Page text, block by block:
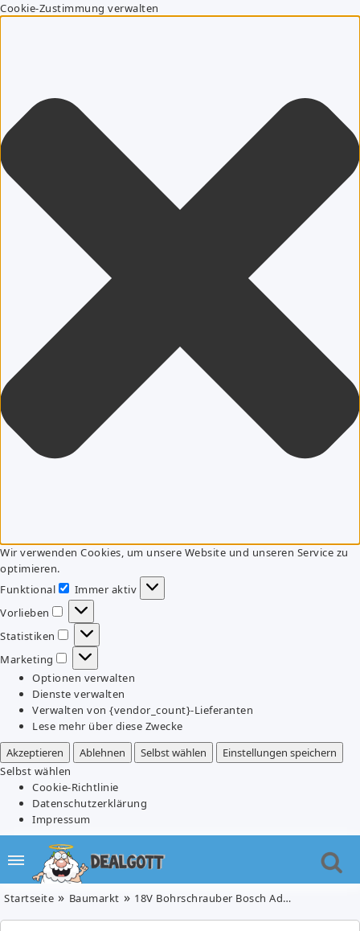
Cookie-Zustimmung verwalten
Wir verwenden Cookies, um unsere Website und unseren Service zu
optimieren.
Funktional
Funktional
Immer aktiv
Vorlieben
Vorlieben
Statistiken
Statistiken
Marketing
Marketing
Optionen verwalten
Dienste verwalten
Verwalten von {vendor_count}-Lieferanten
Lese mehr über diese Zwecke
Akzeptieren
Ablehnen Selbst wählen
Einstellungen speichern
Selbst wählen
Cookie-Richtlinie
Datenschutzerklärung
Impressum
Startseite Baumarkt 18V Bohrschrauber Bosch Advanced Drill (Ohne Akku) für 34,08€ (Vergleich: 54,45€)